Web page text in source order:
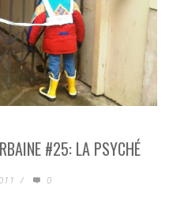
#25: LA PSYCHÉ
/ 0